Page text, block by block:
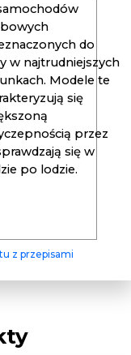
do
w najtrudniejszych
Modele te
się
przez
się w
po lodzie.
z przepisami